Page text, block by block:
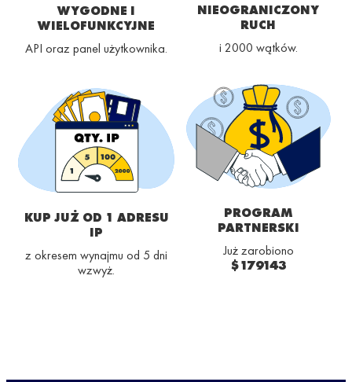
WYGODNE I
WIELOFUNKCYJNE
API oraz panel użytkownika.
NIEOGRANICZONY
RUCH
i 2000 wątków.
KUP JUŻ OD 1 ADRESU
IP
z okresem wynajmu od 5 dni
wzwyż.
PROGRAM
PARTNERSKI
Już zarobiono
$179143